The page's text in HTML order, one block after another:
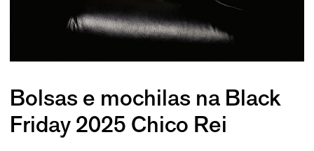
Bolsas e mochilas na Black
Friday 2025 Chico Rei